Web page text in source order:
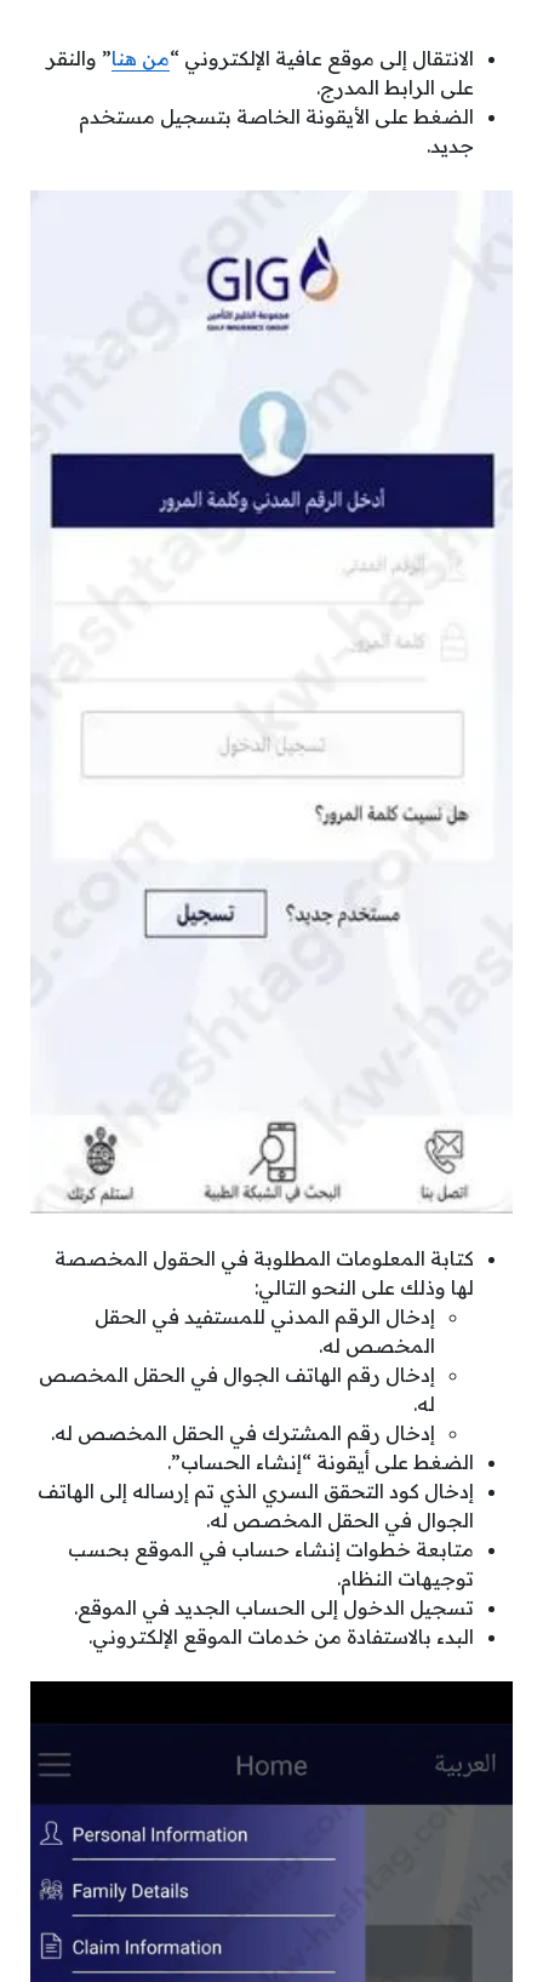
الانتقال إلى موقع عافية الإلكتروني “من هنا” والنقر
على الرابط المدرج.
الضغط على الأيقونة الخاصة بتسجيل مستخدم
جديد.
كتابة المعلومات المطلوبة في الحقول المخصصة
لها وذلك على النحو التالي:
إدخال الرقم المدني للمستفيد في الحقل
المخصص له.
إدخال رقم الهاتف الجوال في الحقل المخصص
له.
إدخال رقم المشترك في الحقل المخصص له.
الضغط على أيقونة “إنشاء الحساب”.
إدخال كود التحقق السري الذي تم إرساله إلى الهاتف
الجوال في الحقل المخصص له.
متابعة خطوات إنشاء حساب في الموقع بحسب
توجيهات النظام.
تسجيل الدخول إلى الحساب الجديد في الموقع.
البدء بالاستفادة من خدمات الموقع الإلكتروني.